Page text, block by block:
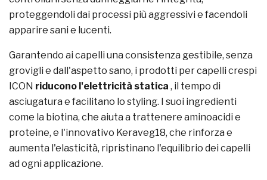
proteggendoli dai processi più aggressivi e facendoli
apparire sani e lucenti.
Garantendo ai capelli una consistenza gestibile, senza
grovigli e dall'aspetto sano, i prodotti per capelli crespi
ICON riducono l'elettricità statica , il tempo di
asciugatura e facilitano lo styling. I suoi ingredienti
come la biotina, che aiuta a trattenere aminoacidi e
proteine, e l'innovativo Keraveg18, che rinforza e
aumenta l'elasticità, ripristinano l'equilibrio dei capelli
ad ogni applicazione.